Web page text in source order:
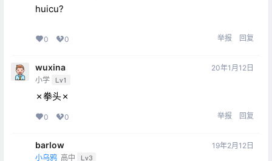
huicu?
0 0 举报 回复
wuxina
小学 Lv1
20年1月12日
✗拳头✗
0 0 举报 回复
barlow
小乌鸦 高中 Lv3
19年2月12日